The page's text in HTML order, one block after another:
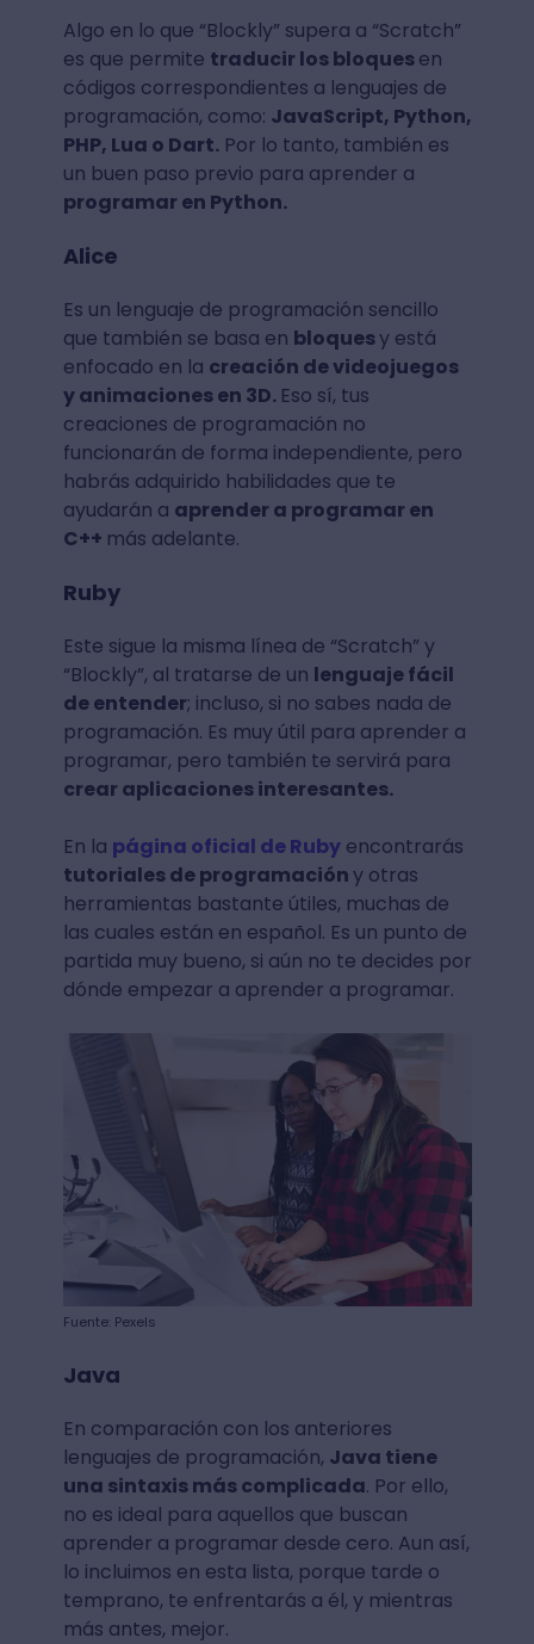
Algo en lo que “Blockly” supera a “Scratch”
es que permite traducir los bloquesen
códigos correspondientes a lenguajes de
programación, como: JavaScript, Python,
PHP, Lua o Dart.Por lo tanto, también es
un buen paso previo para aprender a
programar en Python.
Alice
Es un lenguaje de programación sencillo
que también se basa en bloquesy está
enfocado en la creación de videojuegos
y animaciones en 3D. Eso sí, tus
creaciones de programación no
funcionarán de forma independiente, pero
habrás adquirido habilidades que te
ayudarán a aprender a programar en
C++ más adelante.
Ruby
Este sigue la misma línea de “Scratch” y
“Blockly”, al tratarse de un lenguaje fácil
de entender; incluso, si no sabes nada de
programación. Es muy útil para aprender a
programar, pero también te servirá para
crear aplicaciones interesantes.
En la página oficial de Rubyencontrarás
tutoriales de programacióny otras
herramientas bastante útiles, muchas de
las cuales están en español. Es un punto de
partida muy bueno, si aún no te decides por
dónde empezar a aprender a programar.
Fuente: Pexels
Java
En comparación con los anteriores
lenguajes de programación, Java tiene
una sintaxis más complicada. Por ello,
no es ideal para aquellos que buscan
aprender a programar desde cero. Aun así,
lo incluimos en esta lista, porque tarde o
temprano, te enfrentarás a él, y mientras
más antes, mejor.